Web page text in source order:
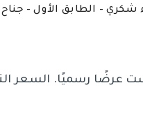
– الطابق الأول – جناح 108
عرضًا رسميًا. السعر